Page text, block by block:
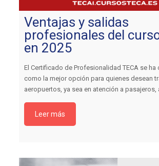
Ventajas y salidas
profesionales del
en 2025
El Certificado de Profesionalidad TECA se
como la mejor opción para quienes desean
aeropuertos, ya sea en atención a pasajeros,
Leer más